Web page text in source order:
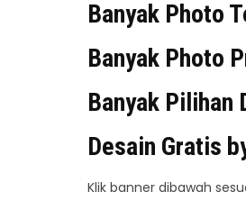
Banyak Photo
Banyak Photo
Banyak Pilihan
Desain Gratis
Klik banner dibawah